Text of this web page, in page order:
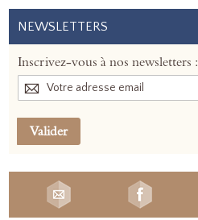
NEWSLETTERS
Inscrivez-vous à nos newsletters :
Valider